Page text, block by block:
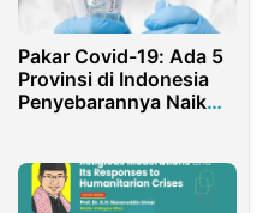
Pakar Covid-19: Ada 5
Provinsi di Indonesia
Penyebarannya Naik